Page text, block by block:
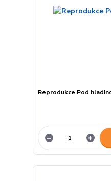
Reprodukce Pod